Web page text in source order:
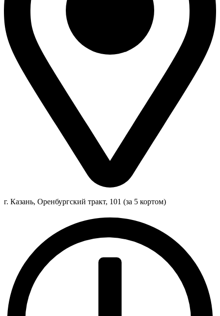
г. Казань, Оренбургский тракт, 101 (за 5 кортом)